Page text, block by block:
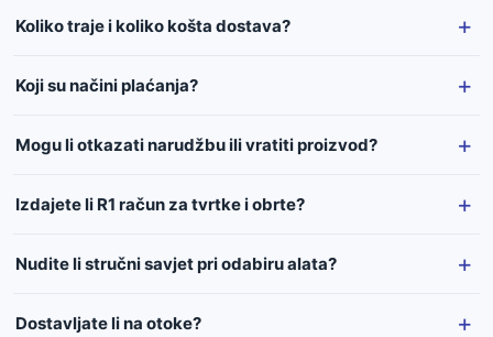
Koliko traje i koliko košta dostava?
Koji su načini plaćanja?
Mogu li otkazati narudžbu ili vratiti proizvod?
Izdajete li R1 račun za tvrtke i obrte?
Nudite li stručni savjet pri odabiru alata?
Dostavljate li na otoke?